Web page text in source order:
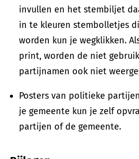
invullen en het stembiljet
in te kleuren stembolletjes
worden kun je wegklikken.
print, worden de niet
partijnamen ook niet
Posters van politieke
je gemeente kun je zelf
partijen of de gemeente.